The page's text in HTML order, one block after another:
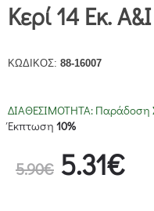
Κερί 14 Εκ.
ΚΩΔΙΚΟΣ: 88-16007
ΔΙΑΘΕΣΙΜΟΤΗΤΑ: Παράδοση
Έκπτωση 10%
5.90€ 5.31€